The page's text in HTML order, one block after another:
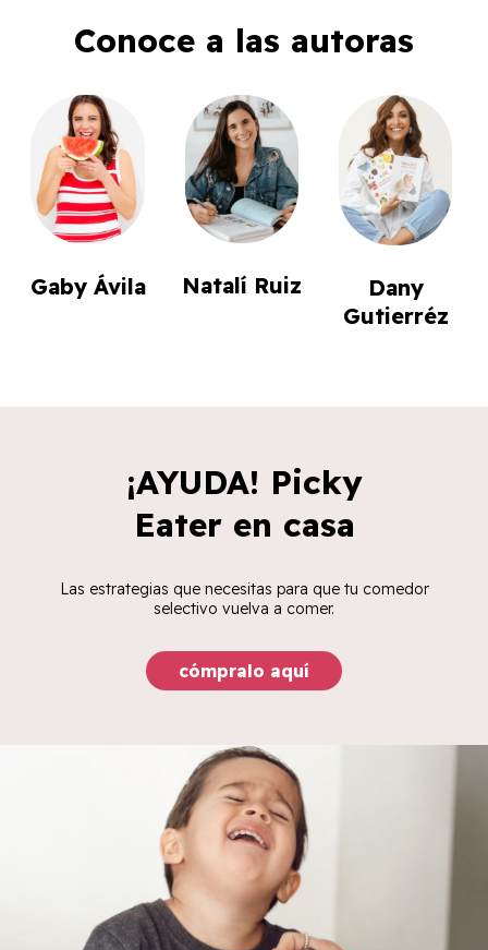
Conoce a las autoras
Gaby Ávila Natalí Ruiz
Dany
Gutierréz
¡AYUDA! Picky
Eater en casa
Las estrategias que necesitas para que tu comedor
selectivo vuelva a comer.
cómpralo aquí